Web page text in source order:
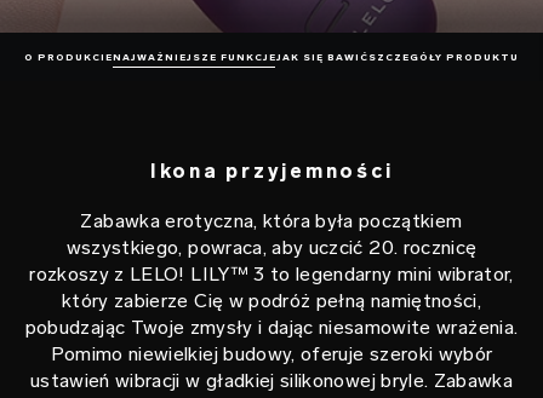
O PRODUKCIENAJWAŻNIEJSZE FUNKCJEJAK SIĘ BAWIĆ SZCZEGÓŁY PRODUKTU
Ikona przyjemności
Zabawka erotyczna, która była początkiem
wszystkiego, powraca, aby uczcić 20. rocznicę
rozkoszy z LELO! LILY™ 3 to legendarny mini wibrator,
który zabierze Cię w podróż pełną namiętności,
pobudzając Twoje zmysły i dając niesamowite wrażenia.
Pomimo niewielkiej budowy, oferuje szeroki wybór
ustawień wibracji w gładkiej silikonowej bryle. Zabawka